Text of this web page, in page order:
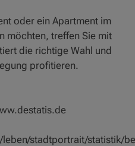
oder ein Apartment im
möchten, treffen Sie mit
die richtige Wahl und
profitieren.
stadtportrait/statistik/